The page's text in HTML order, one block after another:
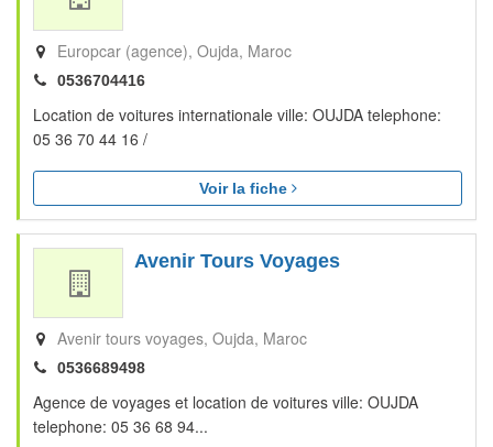
Europcar (agence) Oujda Maroc
0536704416
Location de voitures internationale ville: OUJDA telephone:
05 36 70 44 16 /
Voir la fiche
Avenir Tours Voyages
Avenir tours voyages Oujda Maroc
0536689498
Agence de voyages et location de voitures ville: OUJDA
telephone: 05 36 68 94...